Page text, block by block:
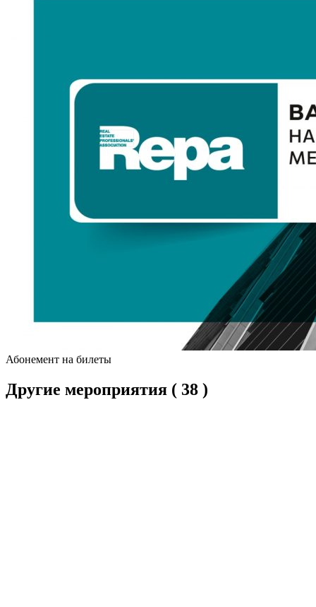
Абонемент на билеты
Другие мероприятия ( 38 )